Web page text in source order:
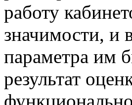
работу
значимости, и
параметра им
результат